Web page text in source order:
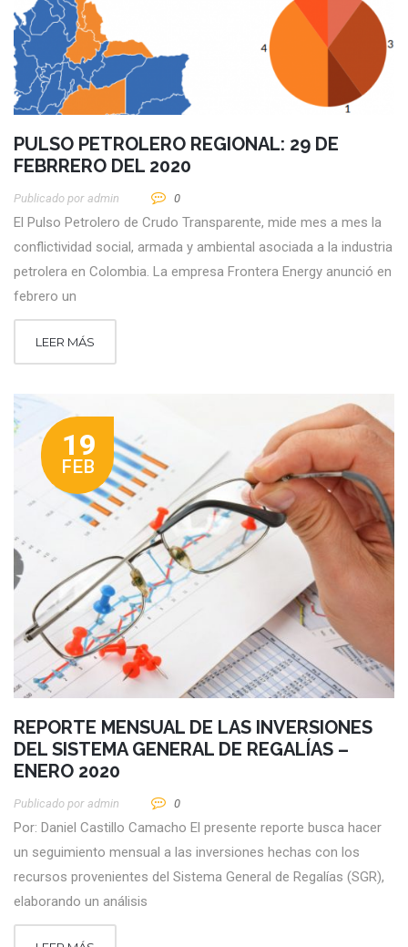
PULSO PETROLERO REGIONAL: 29 DE
FEBRRERO DEL 2020
Publicado por Admin 0
El Pulso Petrolero de Crudo Transparente, mide mes a mes la
conflictividad social, armada y ambiental asociada a la industria
petrolera en Colombia. La empresa Frontera Energy anunció en
febrero un
LEER MÁS
19
FEB
REPORTE MENSUAL DE LAS INVERSIONES
DEL SISTEMA GENERAL DE REGALÍAS –
ENERO 2020
Publicado por Admin 0
Por: Daniel Castillo Camacho El presente reporte busca hacer
un seguimiento mensual a las inversiones hechas con los
recursos provenientes del Sistema General de Regalías (SGR),
elaborando un análisis